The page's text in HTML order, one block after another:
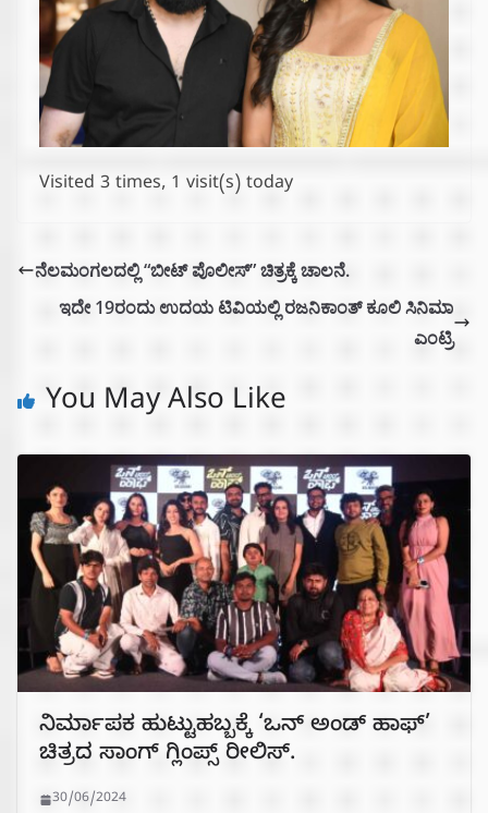
Visited 3 times, 1 visit(s) today
ನೆಲಮಂಗಲದಲ್ಲಿ “ಬೀಟ್ ಪೊಲೀಸ್” ಚಿತ್ರಕ್ಕೆ ಚಾಲನೆ.
ಇದೇ 19ರಂದು ಉದಯ ಟಿವಿಯಲ್ಲಿ ರಜನಿಕಾಂತ್ ಕೂಲಿ ಸಿನಿಮಾ
ಎಂಟ್ರಿ
You May Also Like
ನಿರ್ಮಾಪಕ ಹುಟ್ಟುಹಬ್ಬಕ್ಕೆ ‘ಒನ್ ಅಂಡ್ ಹಾಫ್’
ಚಿತ್ರದ ಸಾಂಗ್ ಗ್ಲಿಂಪ್ಸ್ ರೀಲಿಸ್.
30/06/2024